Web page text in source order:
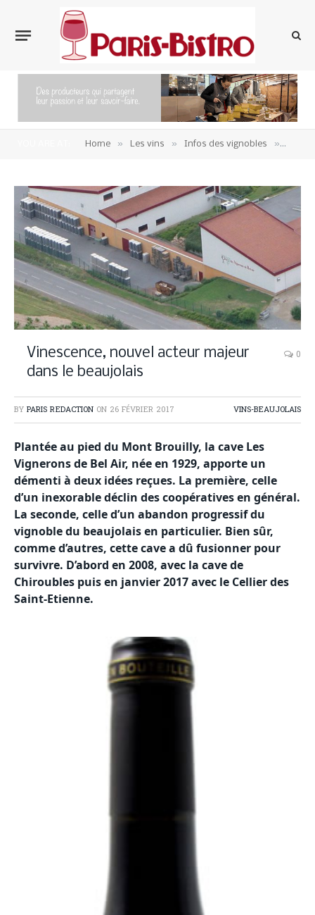
Home » Les vins » Infos des vignobles »
Vinescence, nouvel acteur majeur
dans le beaujolais
0
BY PARIS REDACTION ON 26 FÉVRIER 2017 VINS-BEAUJOLAIS
Plantée au pied du Mont Brouilly, la cave Les
Vignerons de Bel Air, née en 1929, apporte un
démenti à deux idées reçues. La première, celle
d’un inexorable déclin des coopératives en général.
La seconde, celle d’un abandon progressif du
vignoble du beaujolais en particulier. Bien sûr,
comme d’autres, cette cave a dû fusionner pour
survivre. D’abord en 2008, avec la cave de
Chiroubles puis en janvier 2017 avec le Cellier des
Saint-Etienne.